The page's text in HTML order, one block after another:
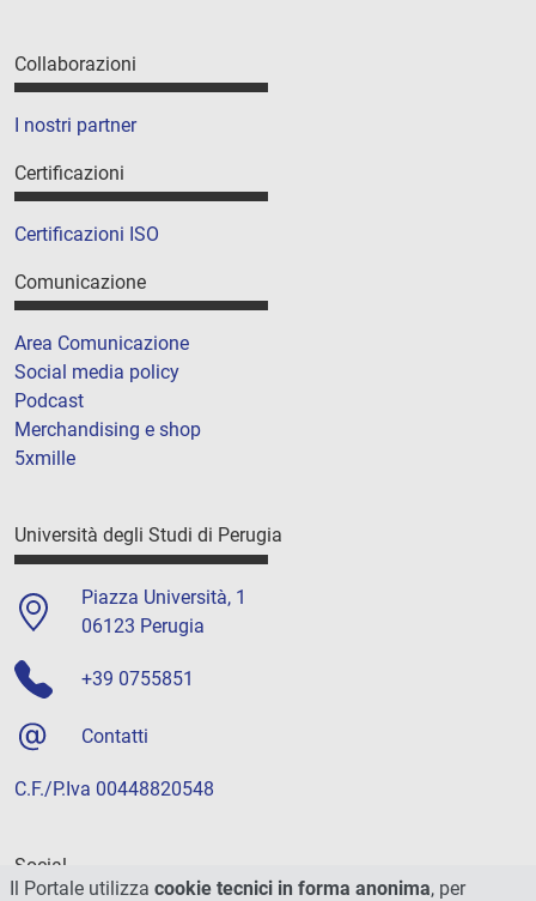
Collaborazioni
I nostri partner
Certificazioni
Certificazioni ISO
Comunicazione
Area Comunicazione
Social media policy
Podcast
Merchandising e shop
5xmille
Università degli Studi di Perugia
Piazza Università, 1
06123 Perugia
+39 0755851
Contatti
C.F./P.Iva 00448820548
Social
Il Portale utilizza cookie tecnici in forma anonima, per